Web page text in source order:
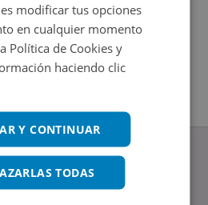
ALFONSO ALVAREZ
modificar tus opciones
en cualquier momento
Política de Cookies y
haciendo clic
Y CONTINUAR
TODAS